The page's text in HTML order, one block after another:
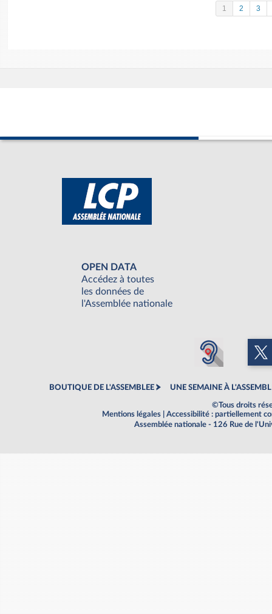
1 2 3
OPEN DATA
Accédez à toutes
les données de
l'Assemblée nationale
BOUTIQUE DE L'ASSEMBLEE UNE SEMAINE À
©Tous droits
Mentions légales
Accessibilité : partiellement
Assemblée nationale - 126 Rue de